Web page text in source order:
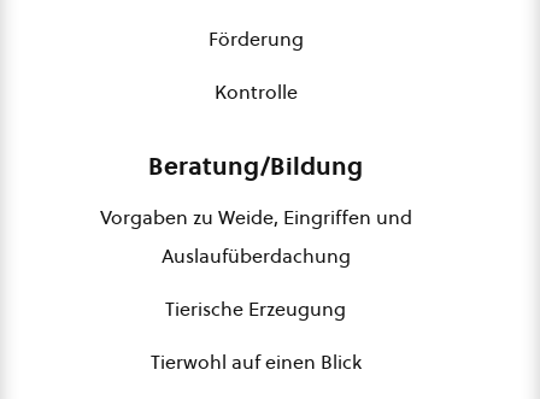
Förderung
Kontrolle
Beratung/Bildung
Vorgaben zu Weide, Eingriffen und
Auslaufüberdachung
Tierische Erzeugung
Tierwohl auf einen Blick